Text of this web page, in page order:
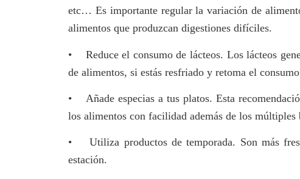
etc… Es importante regular la variación de
alimentos que produzcan digestiones difíciles.
• Reduce el consumo de lácteos. Los lácteos
de alimentos, si estás resfriado y retoma el
• Añade especias a tus platos. Esta
los alimentos con facilidad además de los
• Utiliza productos de temporada. Son más
estación.